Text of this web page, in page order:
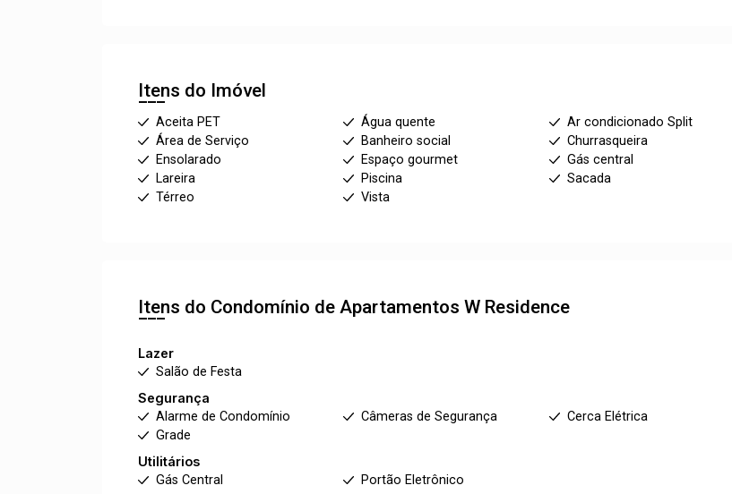
Itens do Imóvel
Aceita PET Água quente
Ar condicionado Split
Área de Serviço
Banheiro social
Churrasqueira
Ensolarado
Espaço gourmet
Gás central
Lareira
Piscina
Sacada
Térreo
Vista
Itens do Condomínio de Apartamentos W Residence
Lazer
Salão de Festa
Segurança
Alarme de Condomínio
Câmeras de Segurança
Cerca Elétrica
Grade
Utilitários
Gás Central
Portão Eletrônico